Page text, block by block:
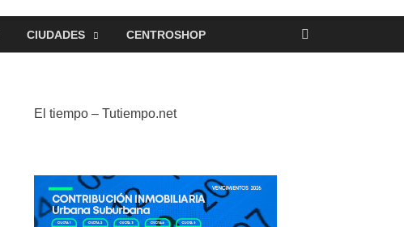
CIUDADES CENTROSHOP
El tiempo – Tutiempo.net